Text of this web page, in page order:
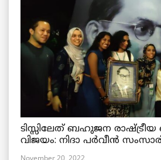
ടിസ്സിലേത് ബഹുജന
വിജയം: നിദാ പർവീൻ
November 20, 2022